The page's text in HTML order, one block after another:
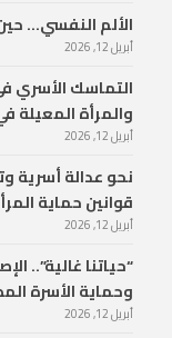
الألم النفسي…
أبريل 12, 2026
التماسك الأسري
والمرأة المعيلة
أبريل 12, 2026
نحو عدالة أسرية
قوانين حماية
أبريل 12, 2026
“حياتنا غالية”..
وحماية الأسرة
أبريل 12, 2026